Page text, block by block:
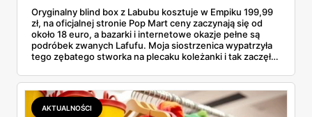
Oryginalny blind box z Labubu kosztuje w Empiku 199,99
zł, na oficjalnej stronie Pop Mart ceny zaczynają się od
około 18 euro, a bazarki i internetowe okazje pełne są
podróbek zwanych Lafufu. Moja siostrzenica wypatrzyła
tego zębatego stworka na plecaku koleżanki i tak zaczęło
kosztuje i po czym poznać, że sprzedawca nie wciska nam
podróbki. Spisałam wszystko, czego się dowiedziałam —
łącznie z jedną wpadką, o której za chwilę.
AKTUALNOŚCI